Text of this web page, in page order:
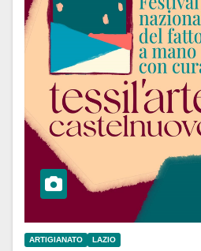
ARTIGIANATO LAZIO